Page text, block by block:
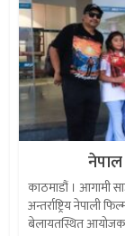
काठमाडौं । आगामी
अन्तर्राष्ट्रिय नेपाली
बेलायतस्थित